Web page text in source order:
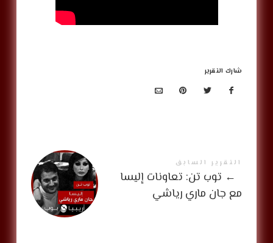
شارك التقرير
التقرير السابق
← توب تن: تعاونات إليسا
مع جان ماري رياشي